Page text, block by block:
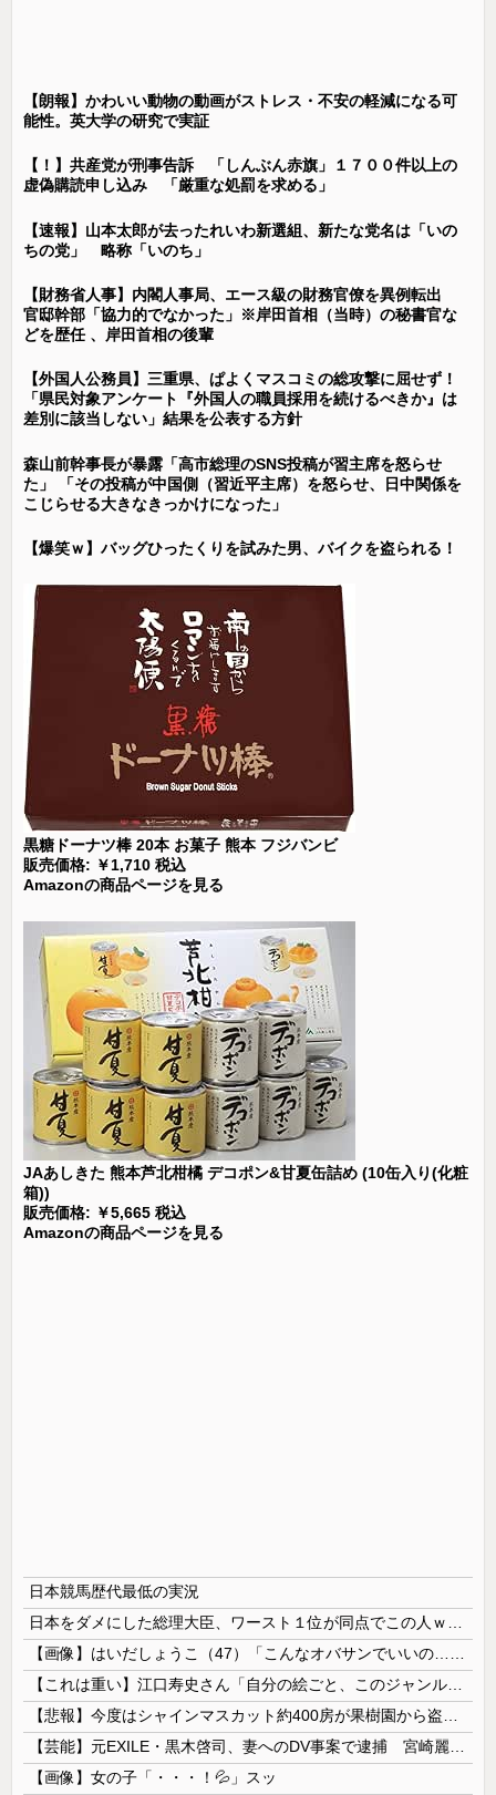
【朗報】かわいい動物の動画がストレス・不安の軽減になる可
能性。英大学の研究で実証
【！】共産党が刑事告訴 「しんぶん赤旗」１７００件以上の
虚偽購読申し込み 「厳重な処罰を求める」
【速報】山本太郎が去ったれいわ新選組、新たな党名は「いの
ちの党」 略称「いのち」
【財務省人事】内閣人事局、エース級の財務官僚を異例転出
官邸幹部「協力的でなかった」※岸田首相（当時）の秘書官な
どを歴任 、岸田首相の後輩
【外国人公務員】三重県、ぱよくマスコミの総攻撃に屈せず！
「県民対象アンケート『外国人の職員採用を続けるべきか』は
差別に該当しない」結果を公表する方針
森山前幹事長が暴露「高市総理のSNS投稿が習主席を怒らせ
た」 「その投稿が中国側（習近平主席）を怒らせ、日中関係を
こじらせる大きなきっかけになった」
【爆笑ｗ】バッグひったくりを試みた男、バイクを盗られる！
黒糖ドーナツ棒 20本 お菓子 熊本 フジバンビ
販売価格: ￥1,710 税込
Amazonの商品ページを見る
JAあしきた 熊本芦北柑橘 デコポン&甘夏缶詰め (10缶入り(化粧
箱))
販売価格: ￥5,665 税込
Amazonの商品ページを見る
日本競馬歴代最低の実況
【画像】女の子「・・・！💦」スッ